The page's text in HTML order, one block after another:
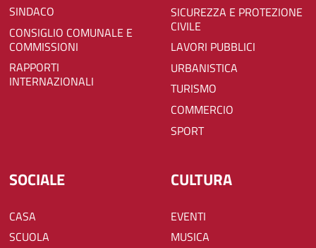
SINDACO
CONSIGLIO COMUNALE E
COMMISSIONI
RAPPORTI
INTERNAZIONALI
SICUREZZA E PROTEZIONE
CIVILE
LAVORI PUBBLICI
URBANISTICA
TURISMO
COMMERCIO
SPORT
SOCIALE
CASA
SCUOLA
CULTURA
EVENTI
MUSICA